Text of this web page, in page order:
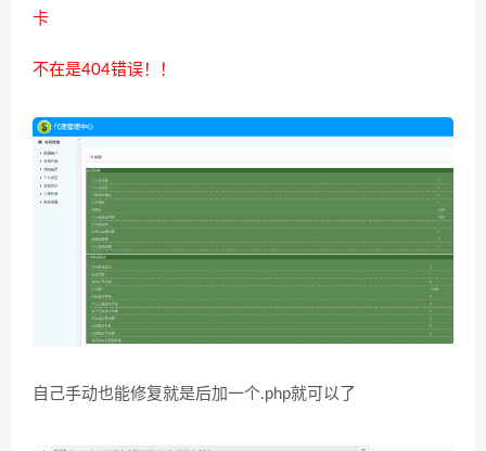
卡
不在是404错误！！
自己手动也能修复就是后加一个.php就可以了